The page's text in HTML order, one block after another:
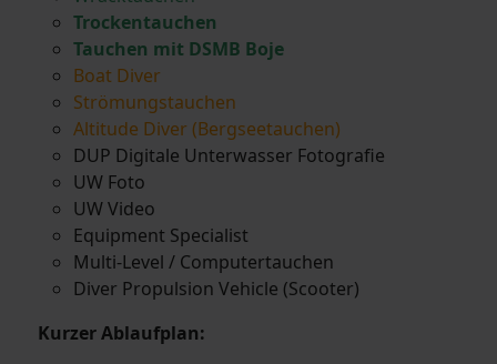
Trockentauchen
Tauchen mit DSMB Boje
Boat Diver
Strömungstauchen
Altitude Diver (Bergseetauchen)
DUP Digitale Unterwasser Fotografie
UW Foto
UW Video
Equipment Specialist
Multi-Level / Computertauchen
Diver Propulsion Vehicle (Scooter)
Kurzer Ablaufplan: